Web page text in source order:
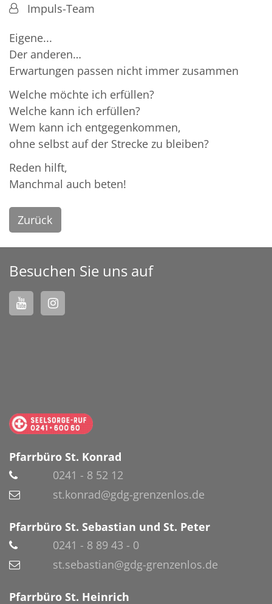
Von:Impuls-Team
Eigene...
Der anderen…
Erwartungen passen nicht immer zusammen
Welche möchte ich erfüllen?
Welche kann ich erfüllen?
Wem kann ich entgegenkommen,
ohne selbst auf der Strecke zu bleiben?
Reden hilft,
Manchmal auch beten!
Zurück
Besuchen Sie uns auf
Pfarrbüro St. Konrad
0241 - 8 52 12
st.konrad@gdg-grenzenlos.de
Pfarrbüro St. Sebastian und St. Peter
0241 - 8 89 43 - 0
st.sebastian@gdg-grenzenlos.de
Pfarrbüro St. Heinrich